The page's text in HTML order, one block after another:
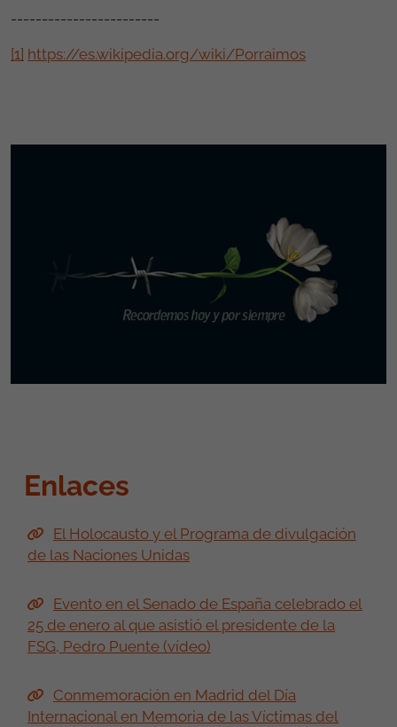
------------------------
[1] https://es.wikipedia.org/wiki/Porraimos
Enlaces
El Holocausto y el Programa de divulgación
de las Naciones Unidas
Evento en el Senado de España celebrado el
25 de enero al que asistió el presidente de la
FSG, Pedro Puente (vídeo)
Conmemoración en Madrid del Día
Internacional en Memoria de las Víctimas del